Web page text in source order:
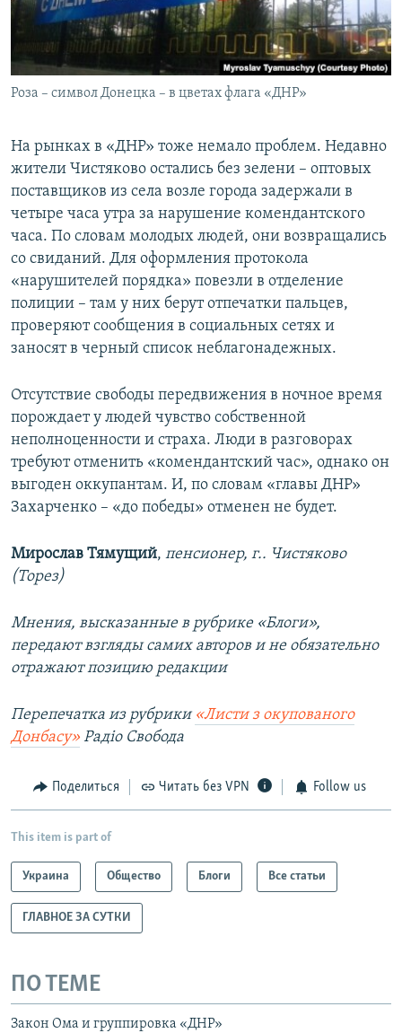
Роза – символ Донецка – в цветах флага «ДНР»
На рынках в «ДНР» тоже немало проблем. Недавно
жители Чистяково остались без зелени – оптовых
поставщиков из села возле города задержали в
четыре часа утра за нарушение комендантского
часа. По словам молодых людей, они возвращались
со свиданий. Для оформления протокола
«нарушителей порядка» повезли в отделение
полиции – там у них берут отпечатки пальцев,
проверяют сообщения в социальных сетях и
заносят в черный список неблагонадежных.
Отсутствие свободы передвижения в ночное время
порождает у людей чувство собственной
неполноценности и страха. Люди в разговорах
требуют отменить «комендантский час», однако он
выгоден оккупантам. И, по словам «главы ДНР»
Захарченко – «до победы» отменен не будет.
Мирослав Тямущий, пенсионер, г.. Чистяково
(Торез)
Мнения, высказанные в рубрике «Блоги»,
передают взгляды самих авторов и не обязательно
отражают позицию редакции
Перепечатка из рубрики «Листи з окупованого
Донбасу» Радіо Свобода
Поделиться Читать без VPN Follow us
This item is part of
Украина Общество Блоги Все статьи
ГЛАВНОЕ ЗА СУТКИ
ПО ТЕМЕ
Закон Ома и группировка «ДНР»